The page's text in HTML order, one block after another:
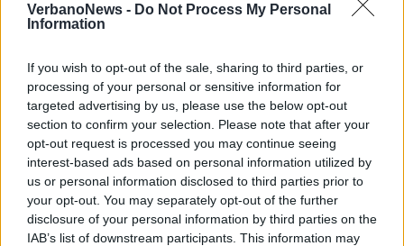
VerbanoNews - Do Not Process My Personal
Information
If you wish to opt-out of the sale, sharing to third parties, or
processing of your personal or sensitive information for
targeted advertising by us, please use the below opt-out
section to confirm your selection. Please note that after your
opt-out request is processed you may continue seeing
interest-based ads based on personal information utilized by
us or personal information disclosed to third parties prior to
your opt-out. You may separately opt-out of the further
disclosure of your personal information by third parties on the
IAB’s list of downstream participants. This information may
NUOTO
Team Insubrika, storico terzo posto
ai campionati italiani Master di
Riccione